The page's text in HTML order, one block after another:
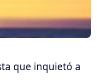
que inquietó a